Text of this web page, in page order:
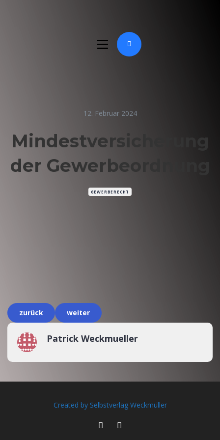
12. Februar 2024
Mindestversicherung
der Gewerbeordnung
GEWERBERECHT
zurück weiter
Patrick Weckmueller
Created by Selbstverlag Weckmüller